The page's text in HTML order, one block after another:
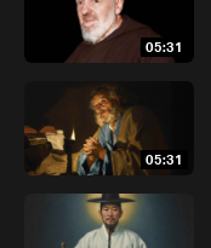
05:31
05:31